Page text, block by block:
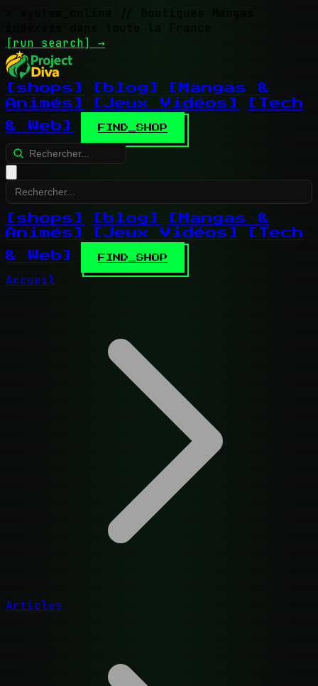
// Boutiques Mangas
indexées dans toute la France
[run search] →
[shops] [blog]
[Mangas &
Animés]
[Jeux Vidéos]
[Tech
& Web]
FIND_SHOP
[shops] [blog]
[Mangas &
Animés]
[Jeux Vidéos]
[Tech
& Web]
FIND_SHOP
Accueil
Articles